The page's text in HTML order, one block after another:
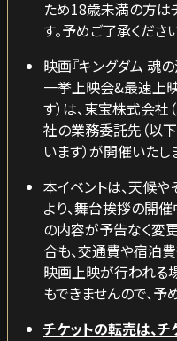
ため18歳未満の方は
す。予めご了承くださ
映画『キングダム 魂
一挙上映会&最速上映
す）は、東宝株式会社
社の業務委託先（以
います）が開催いたし
本イベントは、天候
より、舞台挨拶の開
の内容が予告なく変
合も、交通費や宿泊
映画上映が行われる
もできませんので、予
チケットの転売は、